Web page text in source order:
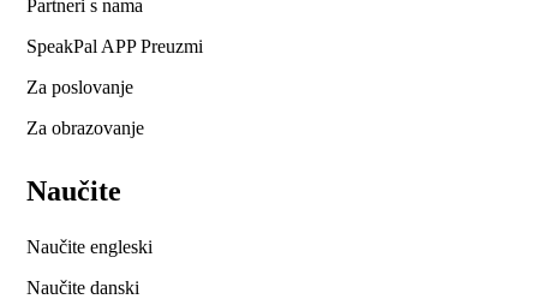
Partneri s nama
SpeakPal APP Preuzmi
Za poslovanje
Za obrazovanje
Naučite
Naučite engleski
Naučite danski